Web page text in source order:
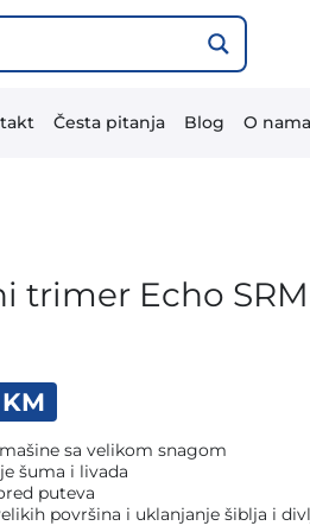
Česta pitanja Blog O nama
trimer Echo
KM
Current
price
is:
1.199,00 KM.
sa velikom snagom
šuma i livada
puteva
površina i uklanjanje šiblja i